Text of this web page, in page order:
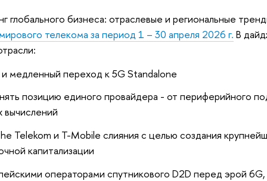
глобального бизнеса: отраслевые и региональные
телекома за период 1 – 30 апреля 2026 г. В
медленный переход к 5G Standalone
позицию единого провайдера - от периферийного
вычислений
Telekom и T-Mobile слияния с целью создания
капитализации
операторами спутникового D2D перед эрой